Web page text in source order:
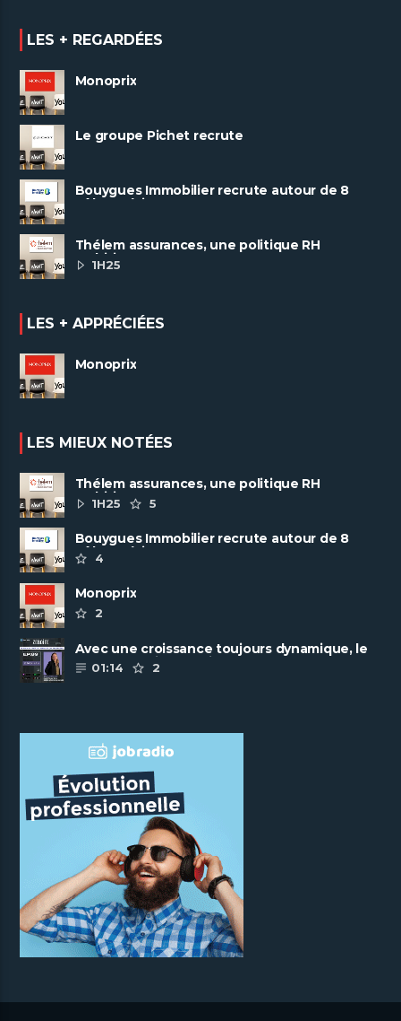
LES + REGARDÉES
Monoprix
Le groupe Pichet recrute
Bouygues Immobilier recrute autour de 8
pôles métiers
Thélem assurances, une politique RH
ambitieuse
1H25
LES + APPRÉCIÉES
Monoprix
LES MIEUX NOTÉES
Thélem assurances, une politique RH
ambitieuse
1H25 5
Bouygues Immobilier recrute autour de 8
pôles métiers
4
Monoprix
2
Avec une croissance toujours dynamique, le
groupe Scalian continue de ......
01:14 2